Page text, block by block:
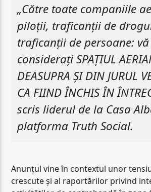
„Către toate companiile
piloții, traficanții de
traficanții de persoane:
considerați SPAȚIUL
DEASUPRA ȘI DIN JURUL
CA FIIND ÎNCHIS ÎN
scris liderul de la Casa
platforma Truth Social.
Anunțul vine în contextul unor
crescute și al raportărilor privind